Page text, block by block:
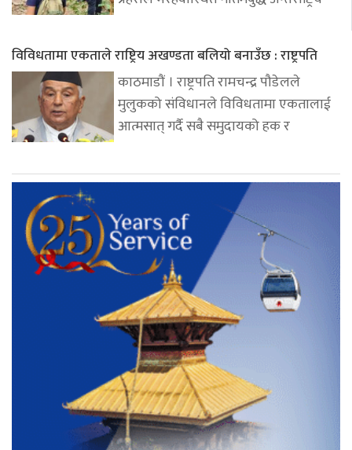
विविधतामा एकताले राष्ट्रिय अखण्डता बलियो बनाउँछ : राष्ट्रपति
काठमाडौं । राष्ट्रपति रामचन्द्र पौडेलले
मुलुकको संविधानले विविधतामा एकतालाई
आत्मसात् गर्दै सबै समुदायको हक र